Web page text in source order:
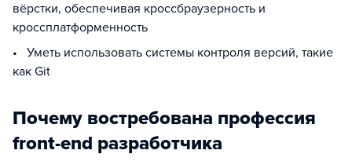
вёрстки, обеспечивая кроссбраузерность и
кроссплатформенность
• Уметь использовать системы контроля версий, такие
как Git
Почему востребована профессия
front-end разработчика